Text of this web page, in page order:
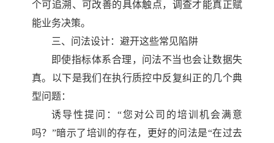
个可追溯、可改善的具体触点，调查才能真正赋
能业务决策。
三、问法设计：避开这些常见陷阱
即使指标体系合理，问法不当也会让数据失
真。以下是我们在执行质控中反复纠正的几个典
型问题：
诱导性提问： “您对公司的培训机会满意
吗？”暗示了培训的存在，更好的问法是“在过去